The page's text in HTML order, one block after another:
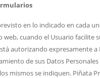
en lo indicado en cada
cuando el Usuario facilite
autorizando expresamente a
de sus Datos Personales
mismos se indiquen. Piñata